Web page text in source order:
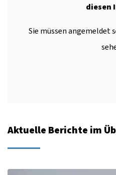
diesen
Sie müssen angemeldet
Aktuelle Berichte im